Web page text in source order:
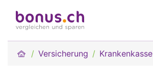
Versicherung Krankenkasse